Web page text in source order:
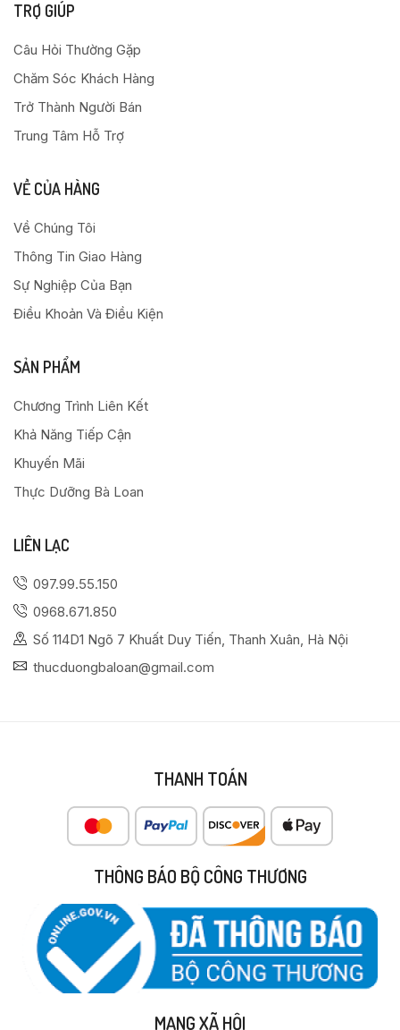
TRỢ GIÚP
Câu Hỏi Thường Gặp
Chăm Sóc Khách Hàng
Trở Thành Người Bán
Trung Tâm Hỗ Trợ
VỀ CỦA HÀNG
Về Chúng Tôi
Thông Tin Giao Hàng
Sự Nghiệp Của Bạn
Điều Khoản Và Điều Kiện
SẢN PHẨM
Chương Trình Liên Kết
Khả Năng Tiếp Cận
Khuyến Mãi
Thực Dưỡng Bà Loan
LIÊN LẠC
097.99.55.150
0968.671.850
Số 114D1 Ngõ 7 Khuất Duy Tiến, Thanh Xuân, Hà Nội
thucduongbaloan@gmail.com
THANH TOÁN
THÔNG BÁO BỘ CÔNG THƯƠNG
MẠNG XÃ HỘI